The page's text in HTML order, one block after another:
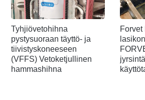
Tyhjiövetohihna
pystysuoraan täyttö- ja
tiivistyskoneeseen
(VFFS) Vetoketjullinen
hammashihna
Forvet